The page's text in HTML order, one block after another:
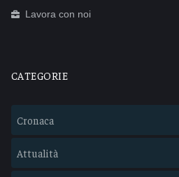
Lavora con noi
CATEGORIE
Cronaca
Attualità